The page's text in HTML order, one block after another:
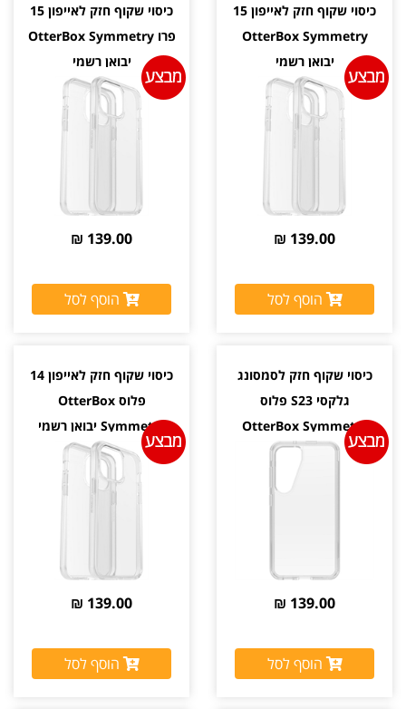
כיסוי שקוף חזק לאייפון 15
OtterBox Symmetry
יבואן רשמי
139.00 ₪
הוסף לסל
כיסוי שקוף חזק לאייפון 15
פרו OtterBox Symmetry
יבואן רשמי
139.00 ₪
הוסף לסל
כיסוי שקוף חזק לסמסונג
גלקסי S23 פלוס
OtterBox Symmetry
יבואן רשמי
139.00 ₪
הוסף לסל
כיסוי שקוף חזק לאייפון 14
פלוס OtterBox
Symmetry יבואן רשמי
139.00 ₪
הוסף לסל